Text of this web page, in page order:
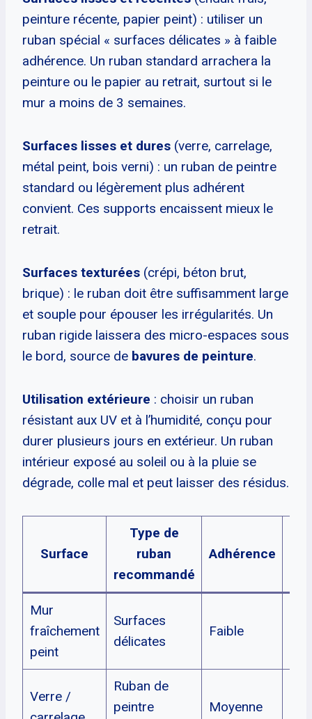
peinture récente, papier peint) : utiliser un
ruban spécial « surfaces délicates » à faible
adhérence. Un ruban standard arrachera la
peinture ou le papier au retrait, surtout si le
mur a moins de 3 semaines.
Surfaces lisses et dures (verre, carrelage,
métal peint, bois verni) : un ruban de peintre
standard ou légèrement plus adhérent
convient. Ces supports encaissent mieux le
retrait.
Surfaces texturées (crépi, béton brut,
brique) : le ruban doit être suffisamment large
et souple pour épouser les irrégularités. Un
ruban rigide laissera des micro-espaces sous
le bord, source de bavures de peinture.
Utilisation extérieure : choisir un ruban
résistant aux UV et à l’humidité, conçu pour
durer plusieurs jours en extérieur. Un ruban
intérieur exposé au soleil ou à la pluie se
dégrade, colle mal et peut laisser des résidus.
Surface
Type de
ruban
recommandé
Adhérence
Mur
fraîchement
peint
Surfaces
délicates
Faible
Verre /
Ruban de
peintre
Moyenne